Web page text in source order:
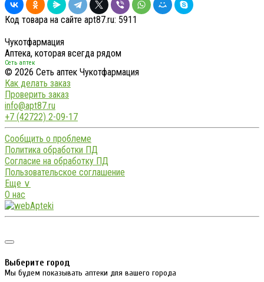
Код товара на сайте apt87.ru: 5911
Чукотфармация
Аптека, которая всегда рядом
Сеть аптек
© 2026 Сеть аптек Чукотфармация
Как делать заказ
Проверить заказ
info@apt87.ru
+7 (42722) 2-09-17
Сообщить о проблеме
Политика обработки ПД
Согласие на обработку ПД
Пользовательское соглашение
Еще ∨
О нас
Выберите город
Мы будем показывать аптеки для вашего города